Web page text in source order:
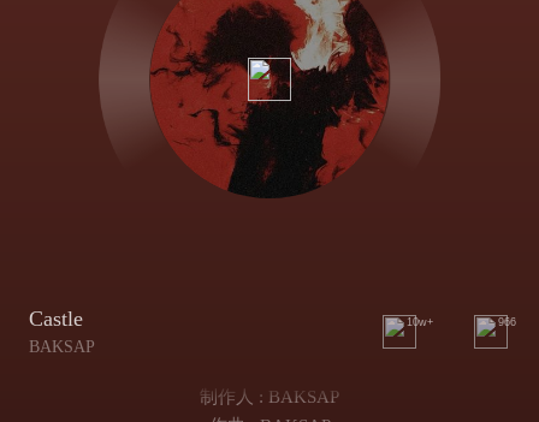
Castle
BAKSAP
10w+ 966
制作人 : BAKSAP